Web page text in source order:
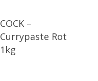
COCK –
Currypaste Rot
1kg